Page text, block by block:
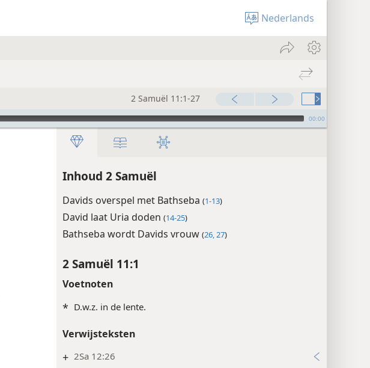
Nederlands
2 Samuël 11:1-27
00:00
Inhoud 2 Samuël
Davids overspel met Bathseba (1-13)
David laat Uria doden (14-25)
Bathseba wordt Davids vrouw (26, 27)
2 Samuël 11:1
Voetnoten
* D.w.z. in de lente.
Verwijsteksten
+ 2Sa 12:26